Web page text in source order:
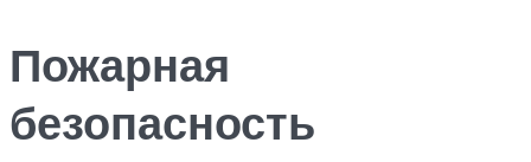
Пожарная
безопасность